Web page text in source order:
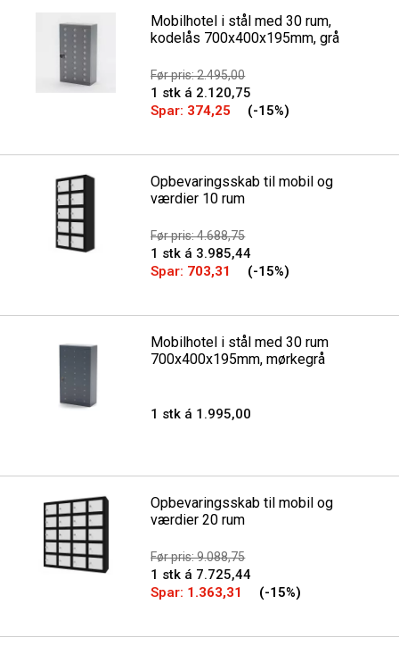
Mobilhotel i stål med 30 rum,
kodelås 700x400x195mm, grå
Før pris: 2.495,00
1 stk á 2.120,75
Spar: 374,25 (-15%)
Opbevaringsskab til mobil og
værdier 10 rum
Før pris: 4.688,75
1 stk á 3.985,44
Spar: 703,31 (-15%)
Mobilhotel i stål med 30 rum
700x400x195mm, mørkegrå
1 stk á 1.995,00
Opbevaringsskab til mobil og
værdier 20 rum
Før pris: 9.088,75
1 stk á 7.725,44
Spar: 1.363,31 (-15%)